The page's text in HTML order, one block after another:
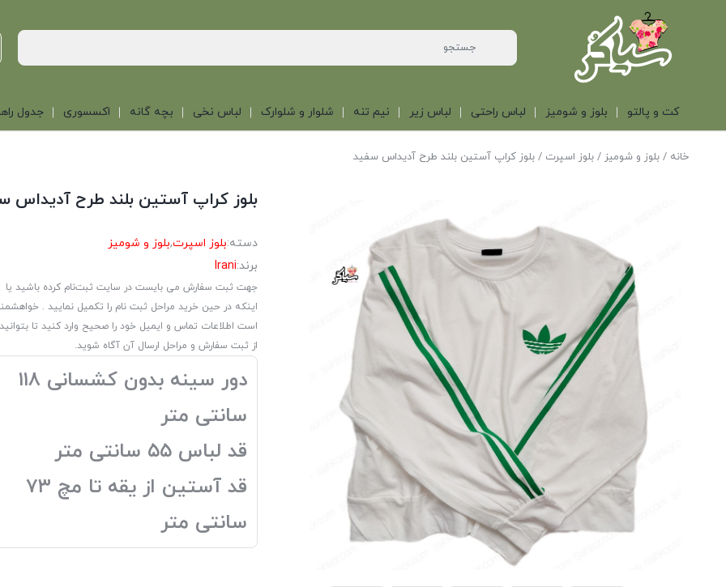
کت و پالتو بلوز و شومیز لباس راحتی لباس زیر نیم تنه شلوار و شلوارک لباس نخی بچه گانه اکسسوری جدول
خانه /بلوز و شومیز /بلوز اسپرت / بلوز کراپ آستین بلند طرح آدیداس سفید
بلوز کراپ آستین بلند طرح آدیداس
دسته:بلوز اسپرت,بلوز و شومیز
برند:Irani
جهت ثبت سفارش می بایست در سایت ثبت‌نام کرده باشید یا
اینکه در حین خرید مراحل ثبت نام را تکمیل نمایید .
است اطلاعات تماس و ایمیل خود را صحیح وارد کنید تا بتوانید
از ثبت سفارش و مراحل ارسال آن آگاه شوید.
دور سینه بدون کشسانی ۱۱۸
سانتی متر
قد لباس ۵۵ سانتی متر
قد آستین از یقه تا مچ ۷۳
سانتی متر